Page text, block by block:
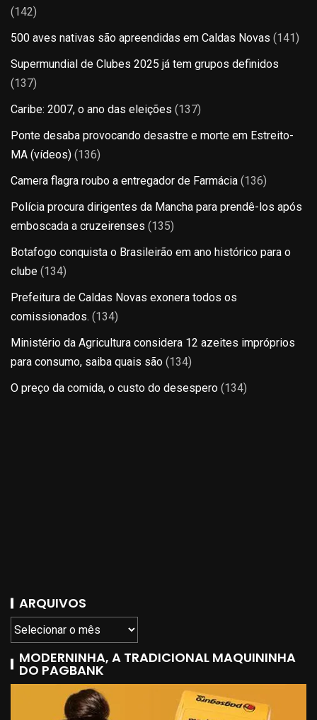
(142)
500 aves nativas são apreendidas em Caldas Novas (141)
Supermundial de Clubes 2025 já tem grupos definidos
(137)
Caribe: 2007, o ano das eleições (137)
Ponte desaba provocando desastre e morte em Estreito-
MA (vídeos) (136)
Camera flagra roubo a entregador de Farmácia (136)
Polícia procura dirigentes da Mancha para prendê-los após
emboscada a cruzeirenses (135)
Botafogo conquista o Brasileirão em ano histórico para o
clube (134)
Prefeitura de Caldas Novas exonera todos os
comissionados. (134)
Ministério da Agricultura considera 12 azeites impróprios
para consumo, saiba quais são (134)
O preço da comida, o custo do desespero (134)
ARQUIVOS
MODERNINHA, A TRADICIONAL MAQUININHA
DO PAGBANK